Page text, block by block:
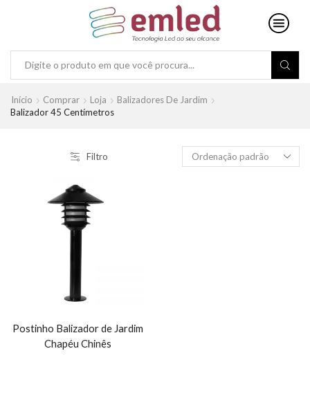
Search
Início Comprar Loja
Balizadores De Jardim
Balizador 45 Centímetros
Filtro
Postinho Balizador de Jardim
Chapéu Chinês